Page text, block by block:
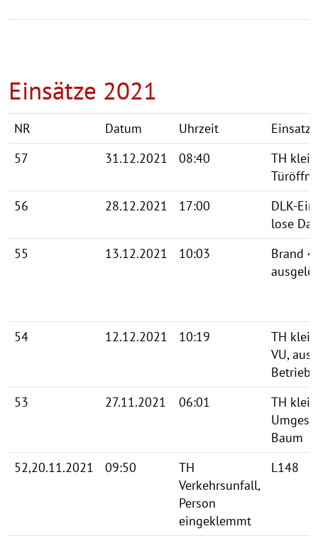
Einsätze 2021
NR Datum Uhrzeit
Einsatz
57
31.12.2021 08:40
TH klein
56
28.12.2021 17:00
DLK-
lose
55
13.12.2021 10:03
Brand 4
54 12.12.2021 10:19
TH klein
VU,
53
27.11.2021 06:01
TH klein
Baum
52,20.11.2021
09:50
TH
Verkehrsunfall,
Person
eingeklemmt
L148